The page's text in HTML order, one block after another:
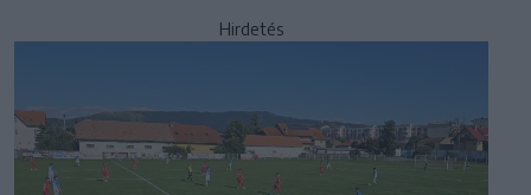
Hirdetés